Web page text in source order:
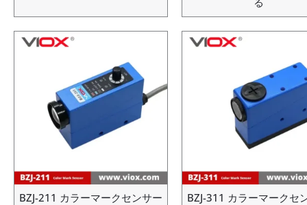
BZJ-211 カラーマークセンサー BZJ-311 カラーマークセ